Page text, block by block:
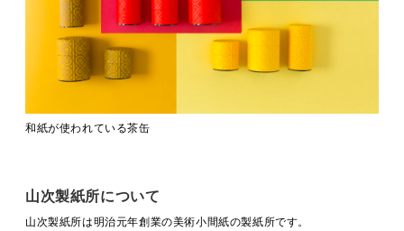
和紙が使われている茶缶
山次製紙所について
山次製紙所は明治元年創業の美術小間紙の製紙所です。